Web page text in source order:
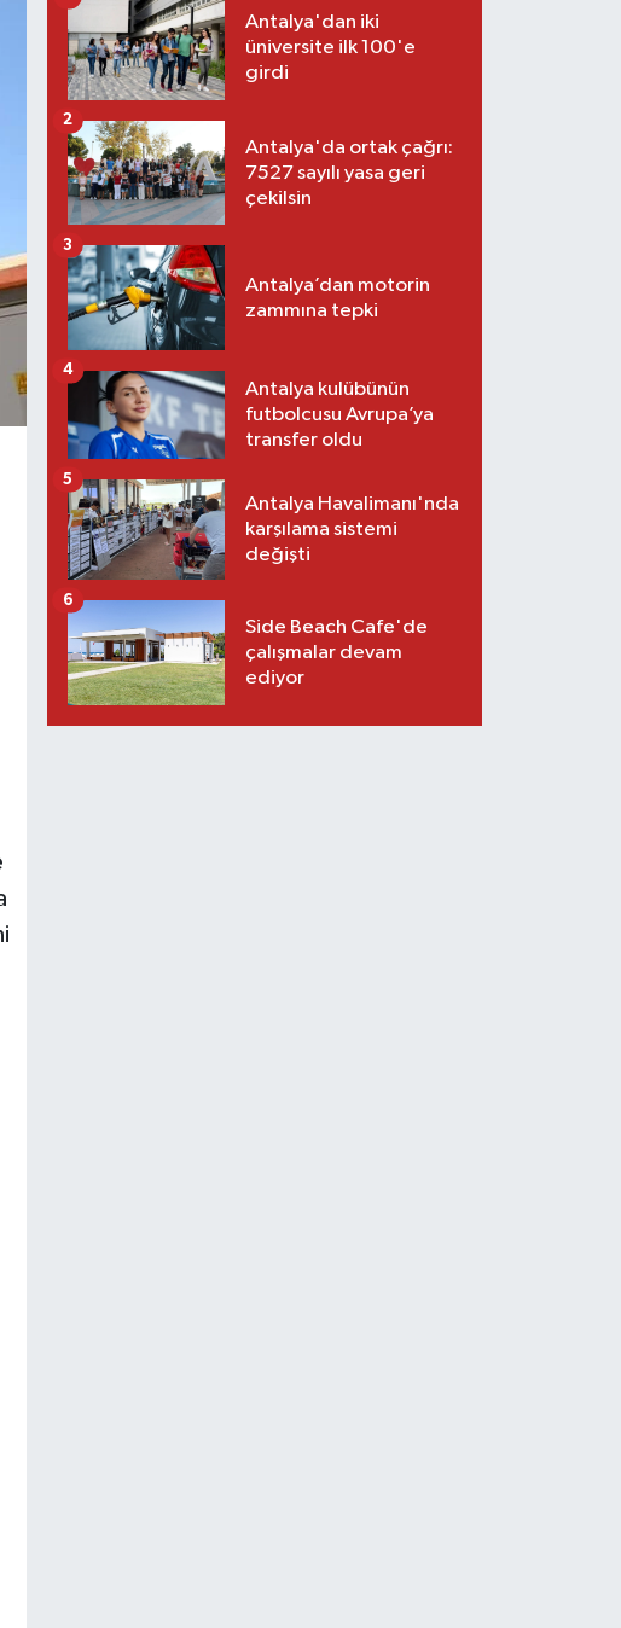
Antalya'dan iki
üniversite ilk 100'e
girdi
Antalya'da ortak çağrı:
7527 sayılı yasa geri
çekilsin
2
Antalya’dan motorin
zammına tepki
3
Antalya kulübünün
futbolcusu Avrupa’ya
transfer oldu
4
Antalya Havalimanı'nda
karşılama sistemi
değişti
5
Side Beach Cafe'de
çalışmalar devam
ediyor
6